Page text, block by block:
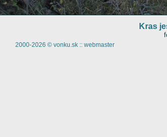
Kras
2000-2026 © vonku.sk :: webmaster